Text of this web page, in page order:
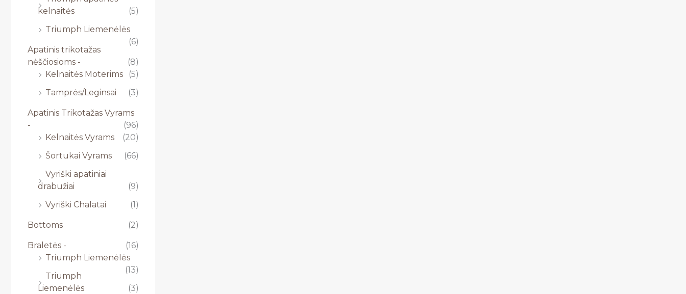
kelnaitės
(5)
Triumph Liemenėlės
(6)
Apatinis trikotažas
nėščiosioms -
(8)
Kelnaitės Moterims
(5)
Tamprės/Leginsai
(3)
Apatinis Trikotažas Vyrams
-
(96)
Kelnaitės Vyrams
(20)
Šortukai Vyrams
(66)
Vyriški apatiniai
drabužiai
(9)
Vyriški Chalatai
(1)
Bottoms (2)
Braletės -
(16)
Triumph Liemenėlės
(13)
Triumph
Liemenėlės
(3)